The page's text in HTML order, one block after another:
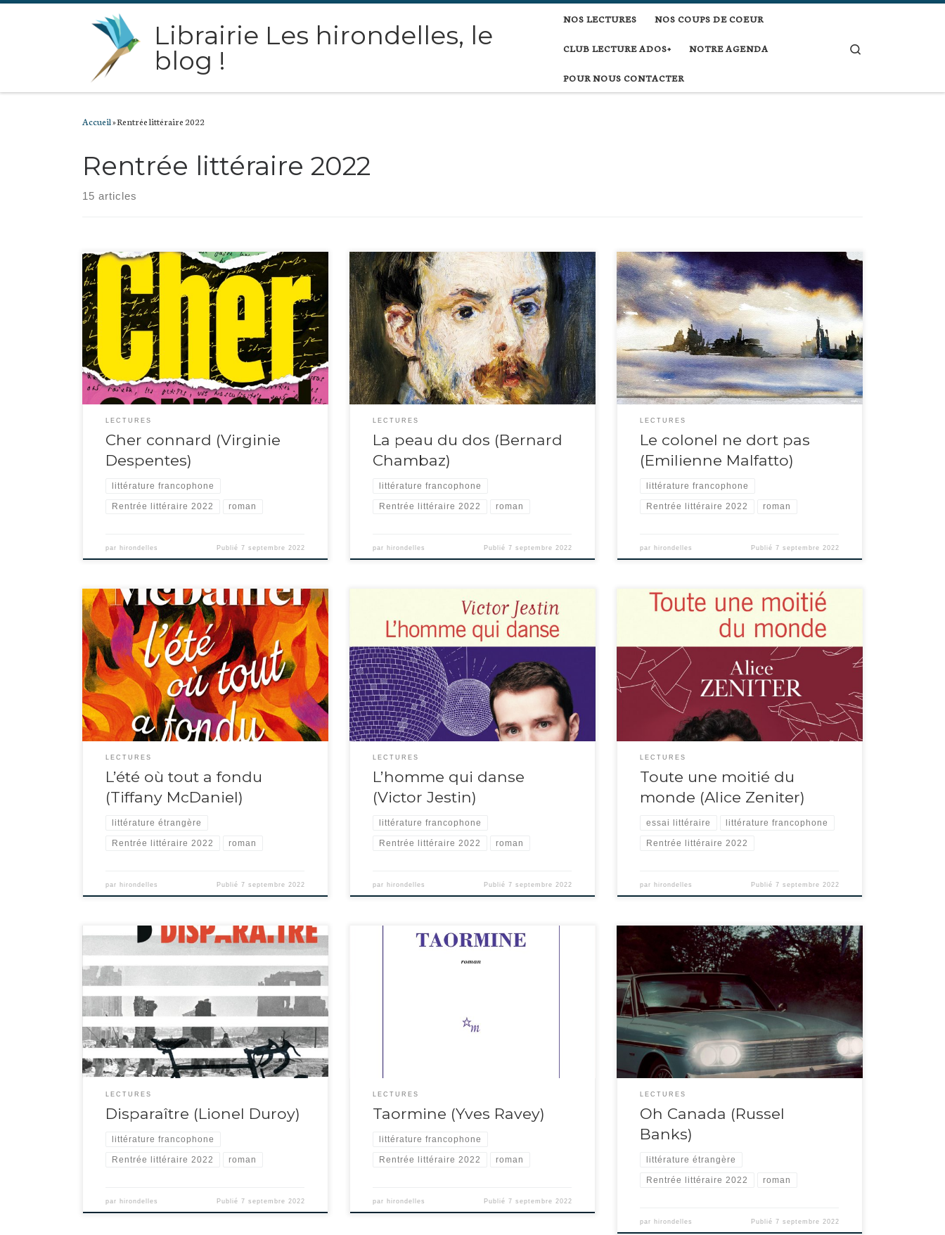
Passer au contenu
Librairie Les hirondelles, le
blog !
NOS LECTURES NOS COUPS DE COEUR
CLUB LECTURE ADOS+ NOTRE AGENDA
POUR NOUS CONTACTER
Accueil»Rentrée littéraire 2022
Rentrée littéraire 2022
15 articles
Dès le titre, on est averti du style Despentes, si toutefois on ne le
connaissais pas. Ce n’est pas vraiment un roman, plutôt un
essai déguisé à travers l’échange de messages entre trois
personnes : un romancier accusé de harcèlement, une actrice
vieillissante et une jeune femme, la victime, qui débute […]
LECTURES
Cher connard (Virginie
Despentes)
littérature francophone
Rentrée littéraire 2022 roman
par hirondelles Publié 7 septembre 2022
Dans ce court roman, Chambaz saisit quelques années
communes de deux amis : le peintre Renoir et … Ils traversent
ensemble les années 1870, la guerre contre les prussiens et la
Commune de Paris. On aimerait avoir les illustrations car il
décrit nombre de tableaux que le maître peint sous nos […]
LECTURES
La peau du dos (Bernard
Chambaz)
littérature francophone
Rentrée littéraire 2022 roman
par hirondelles Publié 7 septembre 2022
Quel étrange roman ! Mi-onirique mi-terriblement réel, il met
en scène trois militaires dans un pays, un temps, une guerre
imaginaires. Le colonel ne dort pas car il est hanté par les
ombres de ses victimes…Lui même en est une, gris comme le
ciel, comme ses cauchemars. Il pleut et le […]
LECTURES
Le colonel ne dort pas
(Emilienne Malfatto)
littérature francophone
Rentrée littéraire 2022 roman
par hirondelles Publié 7 septembre 2022
On retrouve tout à fait Tiffany McDaniel dans ce roman
coloré. Elle nous entraîne dans le microcosme d’une famille de
l’Amérique profonde dans les années 80. Le père a fait passer
une annonce pour rencontrer le diable… L’auteure réunit ses
ingrédients habituels : langue très imagée, personnages
fantaisistes et part d’irrationnel. […]
LECTURES
L’été où tout a fondu
(Tiffany McDaniel)
littérature étrangère
Rentrée littéraire 2022 roman
par hirondelles Publié 7 septembre 2022
Second roman de Victor Jestin, L’homme qui danse raconte
l’histoire du rapport passionné d’Arthur à la danse en boîte de
nuit, depuis son enfance jusqu’à sa quarantaine.Découpé en
courts chapitres, centrés sur les rencontres successives de son
existence, le récit met en scène de façon sensible ce garçon peu
sûr […]
LECTURES
L’homme qui danse
(Victor Jestin)
littérature francophone
Rentrée littéraire 2022 roman
par hirondelles Publié 7 septembre 2022
La place des femmes dans la littérature… sujet infini dont se
tout.Elle resitue le personnage féminin dans la fiction, mais
aussi la façon dont les critiques les considèrent, entretenant
une culture encore grandement inégalitaire. Elle site
abondamment d’autres auteurs ayant écrit sur […]
LECTURES
Toute une moitié du
monde (Alice Zeniter)
essai littéraire littérature francophone
Rentrée littéraire 2022
par hirondelles Publié 7 septembre 2022
70 ans et quatre enfants, deux fois divorcé, Lionel Duroy se
met en scène écrivant le présent roman.Dans une première
partie, il réunit ses enfants pour leur exposer un grand projet :
un voyage seul à vélo à destination de Stalingrad ! C’est pour
nous l’occasion de rencontrer la famille et de […]
LECTURES
Disparaître (Lionel Duroy)
littérature francophone
Rentrée littéraire 2022 roman
par hirondelles Publié 7 septembre 2022
se détendre. Tout est programmé par l’agence de voyage, une
assurance complémentaire a été prise sur […]
LECTURES
Taormine (Yves Ravey)
littérature francophone
Rentrée littéraire 2022 roman
par hirondelles Publié 7 septembre 2022
La vie du cinéaste Léonard Fife s’achève. Vaincu par un
cancer, il reçoit chez lui une équipe de tournage pour réaliser
un film d’entretiens sur sa vie entre États-Unis et Canada.
Cette longue interview forme un cadre où Fife insère comme
des vignettes : vie d’un américain dans les années 60 […]
LECTURES
Oh Canada (Russel
Banks)
littérature étrangère
Rentrée littéraire 2022 roman
par hirondelles Publié 7 septembre 2022